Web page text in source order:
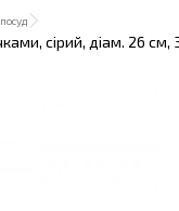
сірий, діам. 26 см,